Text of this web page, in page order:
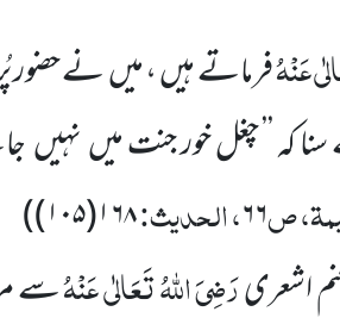
عَنْہُفرماتے ہیں، میںنے حضور
کہ ’’ چغل خور جنت میںنہیں
ص۶۶، الحدیث:۱۶۸(۱۰۵)
)
اشعریرَضِیَ اللّٰہُ تَعَالٰی عَنْہُسے